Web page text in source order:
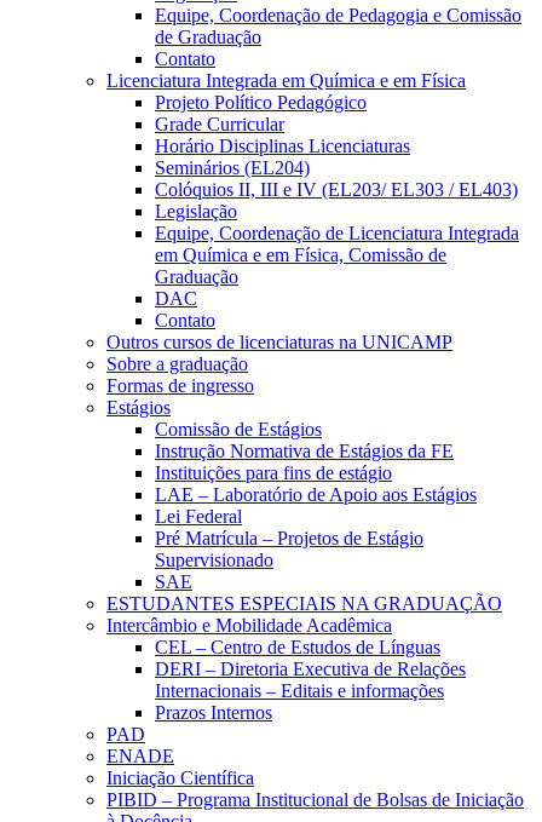
Equipe, Coordenação de Pedagogia e Comissão
de Graduação
Contato
Licenciatura Integrada em Química e em Física
Projeto Político Pedagógico
Grade Curricular
Horário Disciplinas Licenciaturas
Seminários (EL204)
Colóquios II, III e IV (EL203/ EL303 / EL403)
Legislação
Equipe, Coordenação de Licenciatura Integrada
em Química e em Física, Comissão de
Graduação
DAC
Contato
Outros cursos de licenciaturas na UNICAMP
Sobre a graduação
Formas de ingresso
Estágios
Comissão de Estágios
Instrução Normativa de Estágios da FE
Instituições para fins de estágio
LAE – Laboratório de Apoio aos Estágios
Lei Federal
Pré Matrícula – Projetos de Estágio
Supervisionado
SAE
ESTUDANTES ESPECIAIS NA GRADUAÇÃO
Intercâmbio e Mobilidade Acadêmica
CEL – Centro de Estudos de Línguas
DERI – Diretoria Executiva de Relações
Internacionais – Editais e informações
Prazos Internos
PAD
ENADE
Iniciação Científica
PIBID – Programa Institucional de Bolsas de Iniciação